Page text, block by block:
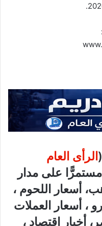
الرأى العام
على مدار
أسعار اللحوم ،
، أسعار العملات
أخبار اقتصاد ،